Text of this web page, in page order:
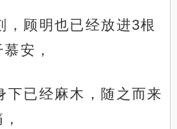
，顾明也已经放进3根
安，
下已经麻木，随之而来